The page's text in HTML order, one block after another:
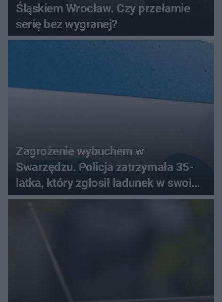
Śląskiem Wrocław. Czy przełamie
serię bez wygranej?
Zagrożenie wybuchem w
Swarzędzu. Policja zatrzymała 35-
latka, który zgłosił ładunek w swoim
aucie